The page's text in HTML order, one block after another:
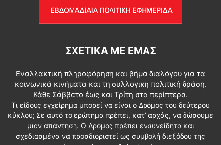
ΣΧΕΤΙΚΆ ΜΕ ΕΜΆΣ
Εναλλακτική πληροφόρηση και βήμα διαλόγου για τα
κοινωνικά κινήματα και τη συλλογική πολιτική δράση.
Κάθε Σάββατο έως και Τρίτη στα περίπτερα.
Τι είδους εγχείρημα μπορεί να είναι ο Δρόμος του δεύτερου
κύκλου; Σε αυτό το ερώτημα πρέπει, κατ’ αρχάς, να δώσουμε
μιαν απάντηση. Ο Δρόμος πρέπει ενσυνείδητα και
σχεδιασμένα να προσδιοριστεί ως συμβολή διεξόδου της